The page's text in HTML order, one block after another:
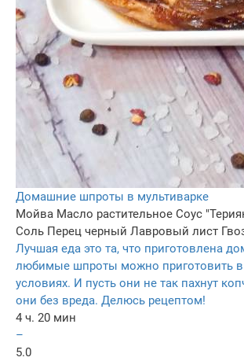
Домашние шпроты в мультиварке
Мойва Масло растительное Соус
Соль Перец черный Лавровый лист
Лучшая еда это та, что приготовлена
любимые шпроты можно приготовить
условиях. И пусть они не так пахнут
они без вреда. Делюсь рецептом!
4 ч. 20 мин
–
5.0